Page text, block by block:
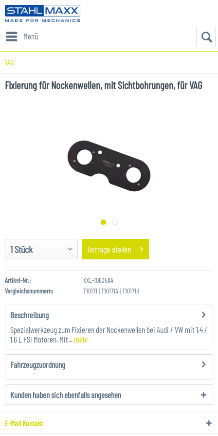
Menü
VAG
Fixierung für Nockenwellen, mit Sichtbohrungen, für VAG
Anfrage stellen
Artikel-Nr.:
XXL-106358A
Vergleichsnummern:
T10171 | T10171A | T10171B
Beschreibung
Spezialwerkzeug zum Fixieren der Nockenwellen bei Audi / VW mit 1,4 /
1,6 L FSI Motoren. Mit... mehr
Fahrzeugzuordnung
Kunden haben sich ebenfalls angesehen
E-Mail Kontakt